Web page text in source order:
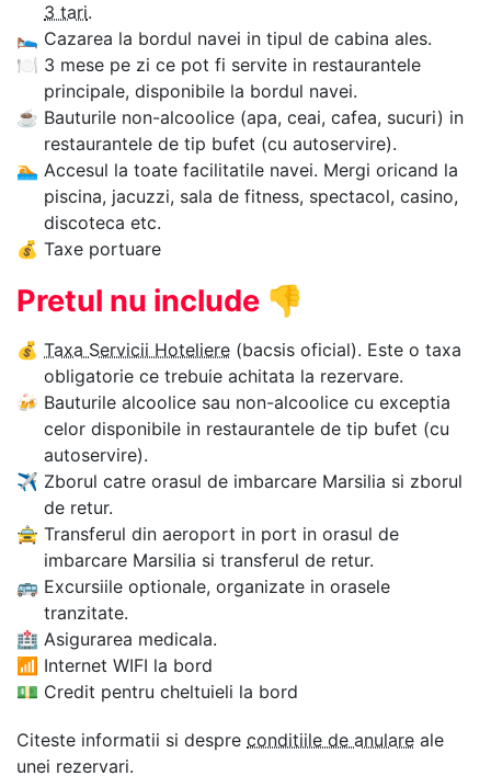
3 tari.
🛌 Cazarea la bordul navei in tipul de cabina ales.
🍽 3 mese pe zi ce pot fi servite in restaurantele
principale, disponibile la bordul navei.
☕ Bauturile non-alcoolice (apa, ceai, cafea, sucuri) in
restaurantele de tip bufet (cu autoservire).
🏊‍ Accesul la toate facilitatile navei. Mergi oricand la
piscina, jacuzzi, sala de fitness, spectacol, casino,
discoteca etc.
💰 Taxe portuare
Pretul nu include 👎
💰 Taxa Servicii Hoteliere (bacsis oficial). Este o taxa
obligatorie ce trebuie achitata la rezervare.
🍻 Bauturile alcoolice sau non-alcoolice cu exceptia
celor disponibile in restaurantele de tip bufet (cu
autoservire).
✈ Zborul catre orasul de imbarcare Marsilia si zborul
de retur.
🚖 Transferul din aeroport in port in orasul de
imbarcare Marsilia si transferul de retur.
🚌 Excursiile optionale, organizate in orasele
tranzitate.
🏥 Asigurarea medicala.
📶 Internet WIFI la bord
💵 Credit pentru cheltuieli la bord
Citeste informatii si despre conditiile de anulare ale
unei rezervari.